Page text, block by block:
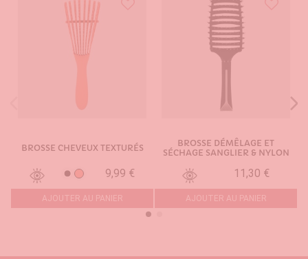
BROSSE CHEVEUX TEXTURÉS
NoirCorail 9,99 €
AJOUTER AU PANIER
BROSSE DÉMÊLAGE ET
SÉCHAGE SANGLIER & NYLON
11,30 €
AJOUTER AU PANIER